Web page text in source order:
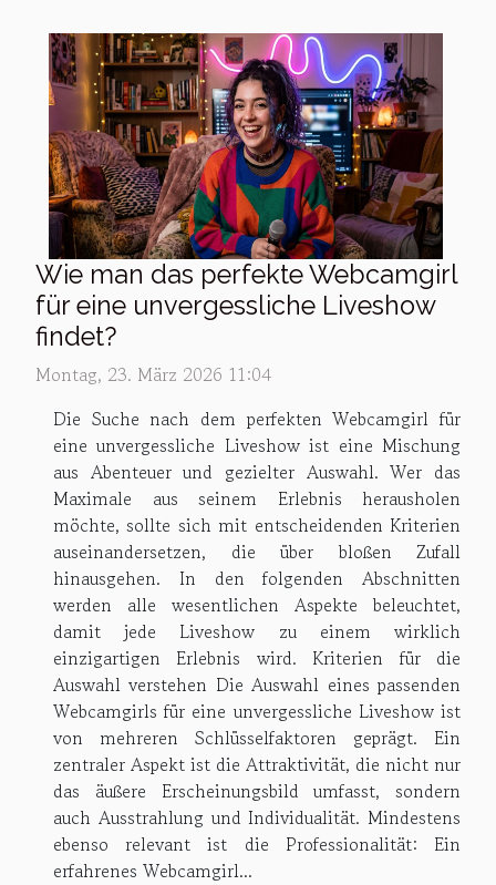
Wie man das perfekte Webcamgirl
für eine unvergessliche Liveshow
findet?
Montag, 23. März 2026 11:04
Die Suche nach dem perfekten Webcamgirl für
eine unvergessliche Liveshow ist eine Mischung
aus Abenteuer und gezielter Auswahl. Wer das
Maximale aus seinem Erlebnis herausholen
möchte, sollte sich mit entscheidenden Kriterien
auseinandersetzen, die über bloßen Zufall
hinausgehen. In den folgenden Abschnitten
werden alle wesentlichen Aspekte beleuchtet,
damit jede Liveshow zu einem wirklich
einzigartigen Erlebnis wird. Kriterien für die
Auswahl verstehen Die Auswahl eines passenden
Webcamgirls für eine unvergessliche Liveshow ist
von mehreren Schlüsselfaktoren geprägt. Ein
zentraler Aspekt ist die Attraktivität, die nicht nur
das äußere Erscheinungsbild umfasst, sondern
auch Ausstrahlung und Individualität. Mindestens
ebenso relevant ist die Professionalität: Ein
erfahrenes Webcamgirl...